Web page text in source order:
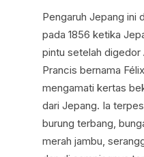
Pengaruh Jepang ini
pada 1856 ketika
pintu setelah
Prancis bernama
mengamati kertas
dari Jepang. Ia
burung terbang,
merah jambu,